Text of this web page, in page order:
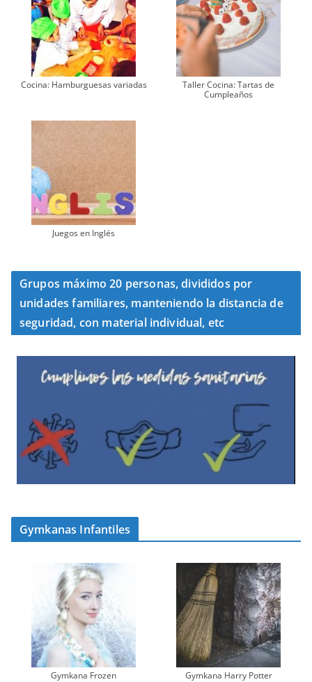
Cocina: Hamburguesas variadas
Taller Cocina: Tartas de
Cumpleaños
Juegos en Inglés
Grupos máximo 20 personas, divididos por
unidades familiares, manteniendo la distancia de
seguridad, con material individual, etc
Gymkanas Infantiles
Gymkana Frozen Gymkana Harry Potter